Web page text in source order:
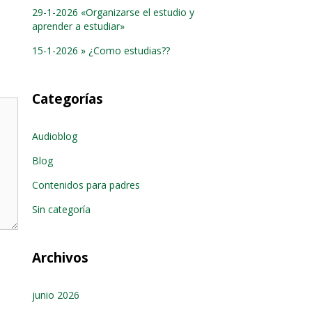
29-1-2026 «Organizarse el estudio y
aprender a estudiar»
15-1-2026 » ¿Como estudias??
Categorías
Audioblog
Blog
Contenidos para padres
Sin categoría
Archivos
junio 2026